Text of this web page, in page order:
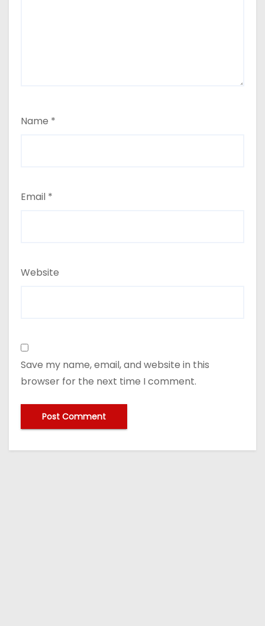
Name *
Email *
Website
Save my name, email, and website in this
browser for the next time I comment.